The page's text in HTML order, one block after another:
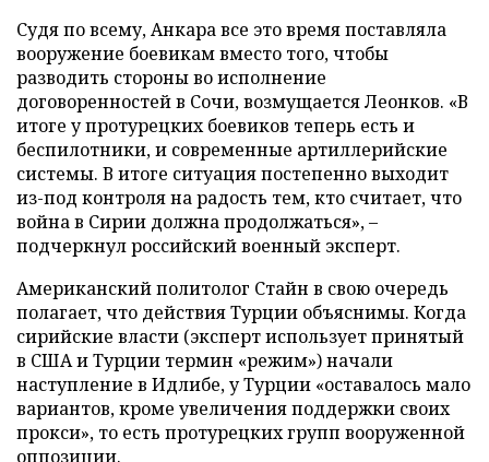
Судя по всему, Анкара все это время поставляла
вооружение боевикам вместо того, чтобы
разводить стороны во исполнение
договоренностей в Сочи, возмущается Леонков. «В
итоге у протурецких боевиков теперь есть и
беспилотники, и современные артиллерийские
системы. В итоге ситуация постепенно выходит
из-под контроля на радость тем, кто считает, что
война в Сирии должна продолжаться», –
подчеркнул российский военный эксперт.
Американский политолог Стайн в свою очередь
полагает, что действия Турции объяснимы. Когда
сирийские власти (эксперт использует принятый
в США и Турции термин «режим») начали
наступление в Идлибе, у Турции «оставалось мало
вариантов, кроме увеличения поддержки своих
прокси», то есть протурецких групп вооруженной
оппозиции.